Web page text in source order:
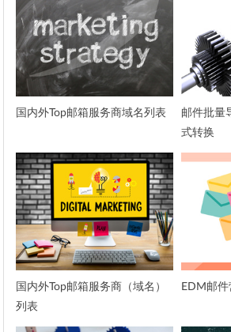
国内外Top邮箱服务商域名列表
邮件批量
式转换
国内外Top邮箱服务商（域名）
列表
EDM邮